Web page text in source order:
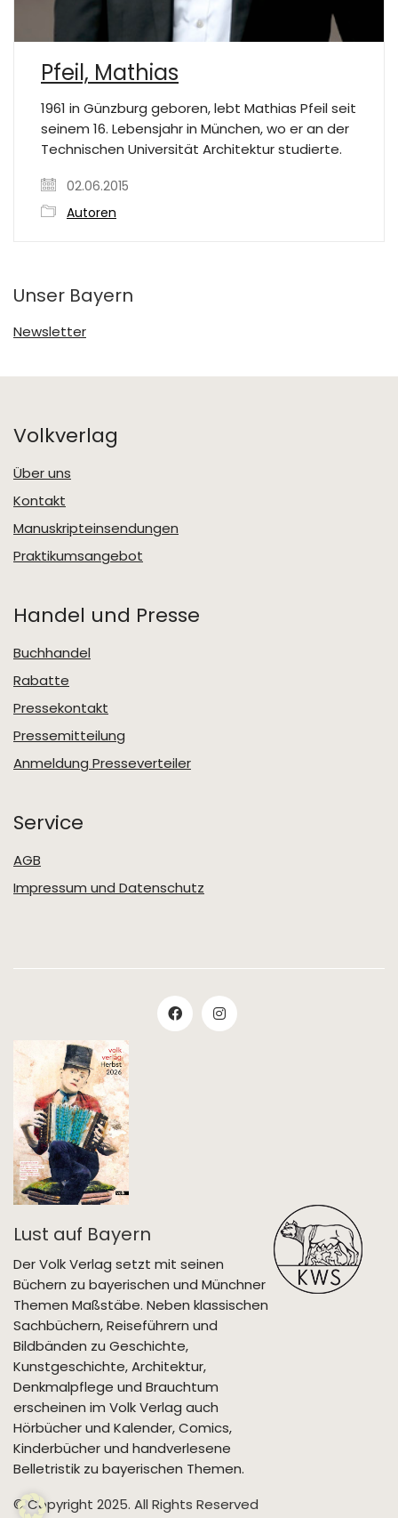
Pfeil, Mathias
1961 in Günzburg geboren, lebt Mathias Pfeil seit
seinem 16. Lebensjahr in München, wo er an der
Technischen Universität Architektur studierte.
02.06.2015
Autoren
Unser Bayern
Newsletter
Volkverlag
Über uns
Kontakt
Manuskripteinsendungen
Praktikumsangebot
Handel und Presse
Buchhandel
Rabatte
Pressekontakt
Pressemitteilung
Anmeldung Presseverteiler
Service
AGB
Impressum und Datenschutz
Lust auf Bayern
Der Volk Verlag setzt mit seinen
Büchern zu bayerischen und Münchner
Themen Maßstäbe. Neben klassischen
Sachbüchern, Reiseführern und
Bildbänden zu Geschichte,
Kunstgeschichte, Architektur,
Denkmalpflege und Brauchtum
erscheinen im Volk Verlag auch
Hörbücher und Kalender, Comics,
Kinderbücher und handverlesene
Belletristik zu bayerischen Themen.
© Copyright 2025. All Rights Reserved